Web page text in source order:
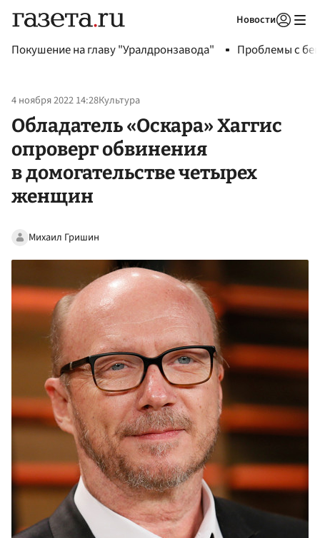
Новости
Покушение на главу "Уралдронзавода" Проблемы с
4 ноября 2022 14:28Культура
Обладатель «Оскара» Хаггис
опроверг обвинения
в домогательстве четырех
женщин
Михаил Гришин